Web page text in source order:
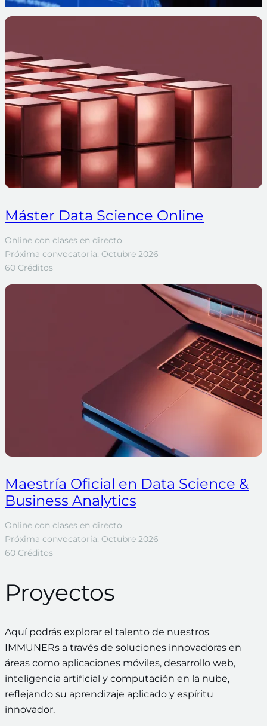
Máster Data Science Online
Online con clases en directo
Próxima convocatoria: Octubre 2026
60 Créditos
Maestría Oficial en Data Science &
Business Analytics
Online con clases en directo
Próxima convocatoria: Octubre 2026
60 Créditos
Proyectos
Aquí podrás explorar el talento de nuestros
IMMUNERs a través de soluciones innovadoras en
áreas como aplicaciones móviles, desarrollo web,
inteligencia artificial y computación en la nube,
reflejando su aprendizaje aplicado y espíritu
innovador.